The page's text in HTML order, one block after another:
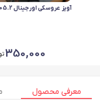
آویز عروسکی اورجینال 1705.2
350,000
معرفی محصول